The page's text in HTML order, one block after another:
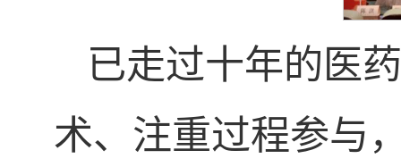
已走过十年的医
术、注重过程参与